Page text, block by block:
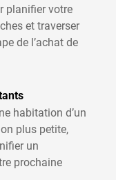
planifier votre
et traverser
de l’achat de
habitation d’un
plus petite,
un
prochaine